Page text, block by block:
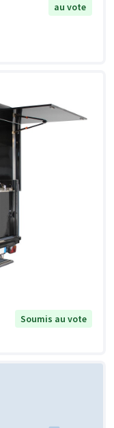
au vote
Soumis au vote